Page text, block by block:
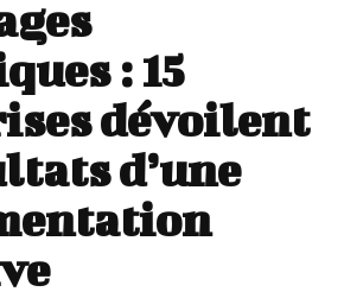
: 15
dévoilent
d’une